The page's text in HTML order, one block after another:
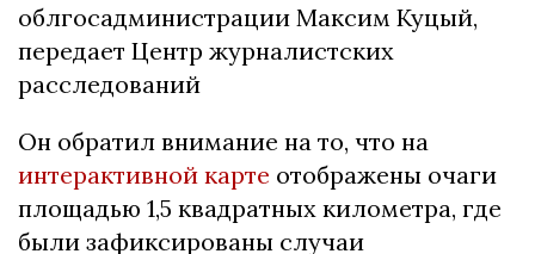
облгосадминистрации Максим Куцый,
передает Центр журналистских
расследований
Он обратил внимание на то, что на
интерактивной карте отображены очаги
площадью 1,5 квадратных километра, где
были зафиксированы случаи